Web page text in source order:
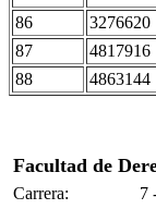
86 3276620
87 4817916
88 4863144
Facultad de
Carrera:
7